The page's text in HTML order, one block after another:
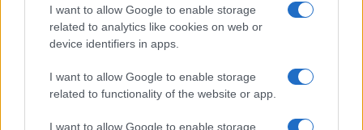
I want to allow Google to enable storage
related to analytics like cookies on web or
device identifiers in apps.
I want to allow Google to enable storage
related to functionality of the website or app.
I want to allow Google to enable storage
Per l’Italia un alleato in più
La lotta contro le follie greenvedrà più numeroso,
probabilmente, loschieramento del
pragmatismo e del buon senso
che si opporrà